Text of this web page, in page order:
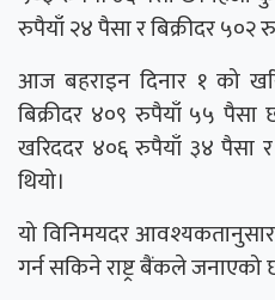
रुपैयाँ २४ पैसा र बिक्रीदर ५०२
आज बहराइन दिनार १ को
बिक्रीदर ४०९ रुपैयाँ ५५ पैसा
खरिददर ४०६ रुपैयाँ ३४ पैसा
थियो।
यो विनिमयदर
गर्न सकिने राष्ट्र बैंकले जनाएको